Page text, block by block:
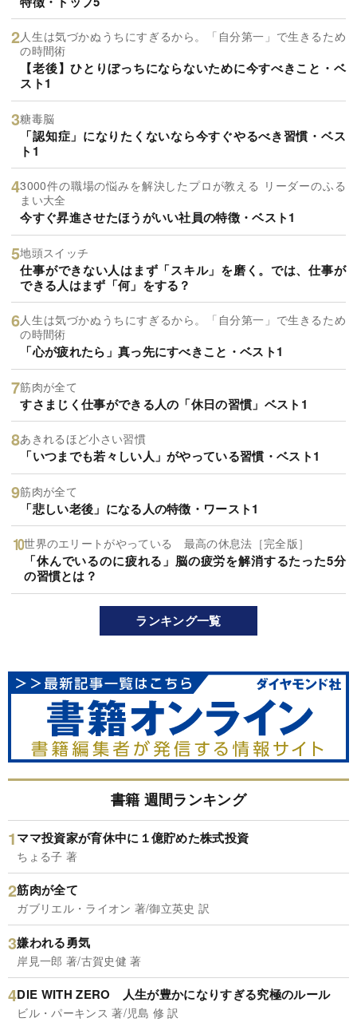
人生は気づかぬうちにすぎるから。「自分第一」で生きるため
の時間術
【老後】ひとりぼっちにならないために今すべきこと・ベ
スト1
糖毒脳
「認知症」になりたくないなら今すぐやるべき習慣・ベス
ト1
3000件の職場の悩みを解決したプロが教える リーダーのふる
まい大全
今すぐ昇進させたほうがいい社員の特徴・ベスト1
地頭スイッチ
仕事ができない人はまず「スキル」を磨く。では、仕事が
できる人はまず「何」をする？
人生は気づかぬうちにすぎるから。「自分第一」で生きるため
の時間術
「心が疲れたら」真っ先にすべきこと・ベスト1
筋肉が全て
すさまじく仕事ができる人の「休日の習慣」ベスト1
あきれるほど小さい習慣
「いつまでも若々しい人」がやっている習慣・ベスト1
筋肉が全て
「悲しい老後」になる人の特徴・ワースト1
世界のエリートがやっている 最高の休息法［完全版］
「休んでいるのに疲れる」脳の疲労を解消するたった5分
の習慣とは？
ランキング一覧
書籍 週間ランキング
ママ投資家が育休中に１億貯めた株式投資
ちょる子 著
筋肉が全て
ガブリエル・ライオン 著/御立英史 訳
嫌われる勇気
岸見一郎 著/古賀史健 著
DIE WITH ZERO 人生が豊かになりすぎる究極のルール
ビル・パーキンス 著/児島 修 訳